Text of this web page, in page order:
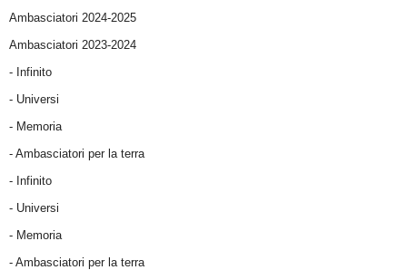
Ambasciatori 2024-2025
Ambasciatori 2023-2024
- Infinito
- Universi
- Memoria
- Ambasciatori per la terra
- Infinito
- Universi
- Memoria
- Ambasciatori per la terra